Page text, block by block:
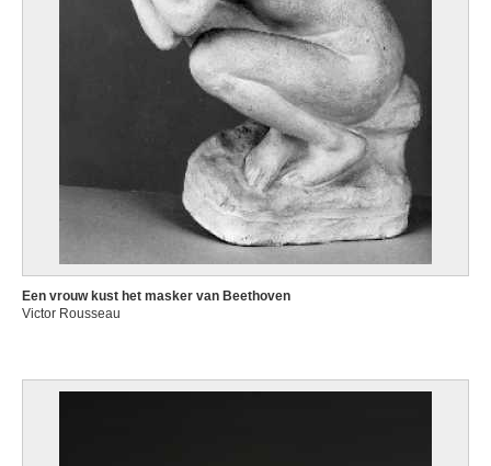
Een vrouw kust het masker van Beethoven
Victor Rousseau